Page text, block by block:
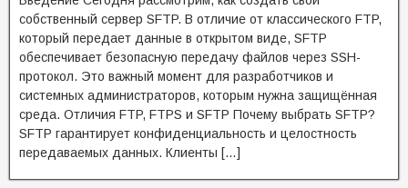
собственный сервер SFTP. В отличие от классического FTP,
который передает данные в открытом виде, SFTP
обеспечивает безопасную передачу файлов через SSH-
протокол. Это важный момент для разработчиков и
системных администраторов, которым нужна защищённая
среда. Отличия FTP, FTPS и SFTP Почему выбрать SFTP?
SFTP гарантирует конфиденциальность и целостность
передаваемых данных. Клиенты […]